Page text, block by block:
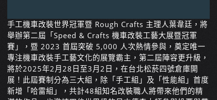
手工機車改裝世界冠軍暨 Rough Crafts 主理人葉韋廷，將
舉辦第二屆「Speed & Crafts 機車改裝工藝大展暨冠軍
賽」，暨 2023 首屆突破 5,000 人次熱情參與，奠定唯一
專注機車改裝手工藝文化的展覽霸主，第二屆陣容更升級，
將於2025年2月28日至3月2日，在台北松菸四號倉庫開
展！此屆賽制分為三大組，除「手工組」及「性能組」首度
新增「哈雷組」，共計48組知名改裝職人將帶來他們的精